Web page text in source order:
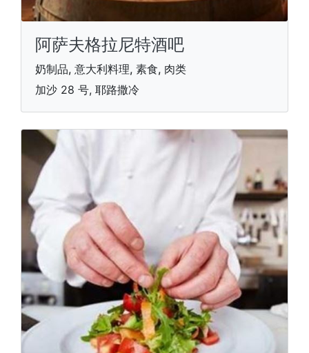
阿萨夫格拉尼特酒吧
奶制品, 意大利料理, 素食, 肉类
加沙 28 号, 耶路撒冷